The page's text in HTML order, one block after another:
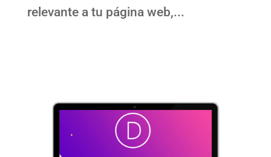
relevante a tu página web,...